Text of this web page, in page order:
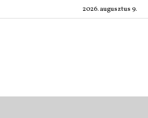
2026. augusztus 9.